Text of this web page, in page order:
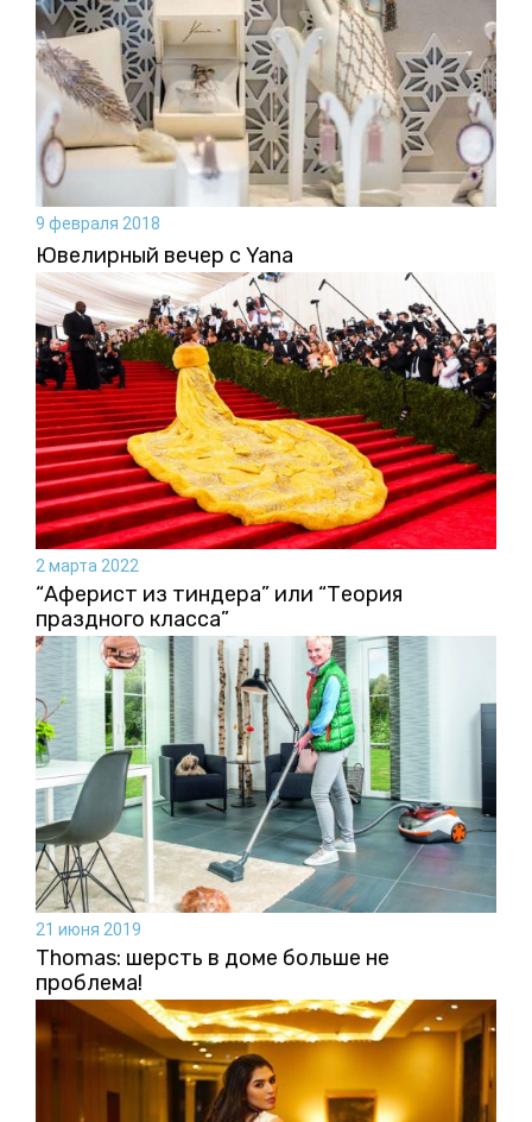
9 февраля 2018
Ювелирный вечер с Yana
2 марта 2022
“Аферист из тиндера” или “Теория
праздного класса”
21 июня 2019
Thomas: шерсть в доме больше не
проблема!